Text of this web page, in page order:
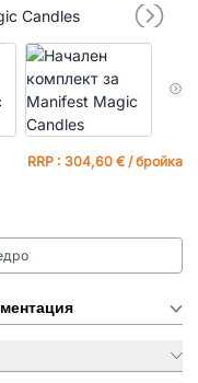
RRP : 304,60 € / бройка